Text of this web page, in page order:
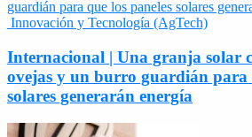
Innovación y Tecnología (AgTech)
Internacional | Una granja solar
ovejas y un burro guardián para
solares generarán energía